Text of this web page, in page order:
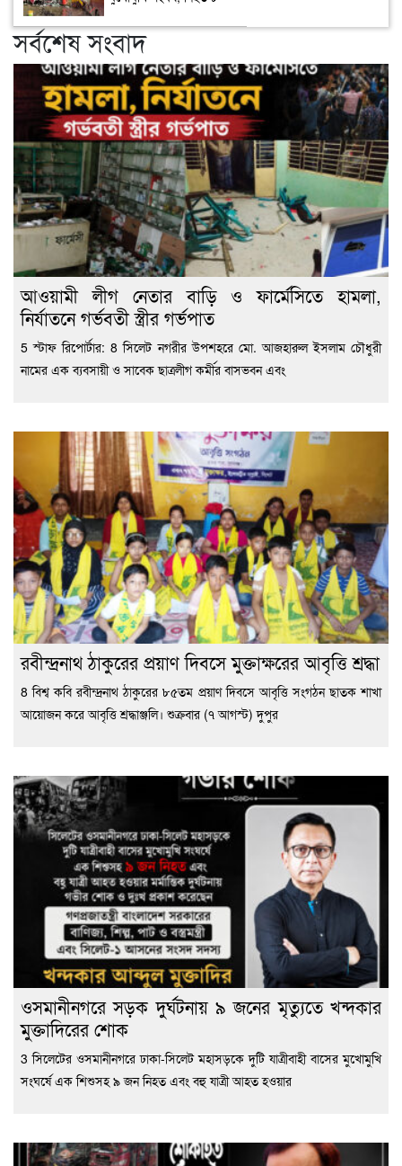
সর্বশেষ সংবাদ
আওয়ামী লীগ নেতার বাড়ি ও ফার্মেসিতে হামলা,
নির্যাতনে গর্ভবতী স্ত্রীর গর্ভপাত
5 স্টাফ রিপোর্টার: 8 সিলেট নগরীর উপশহরে মো. আজহারুল ইসলাম চৌধুরী
নামের এক ব্যবসায়ী ও সাবেক ছাত্রলীগ কর্মীর বাসভবন এবং
রবীন্দ্রনাথ ঠাকুরের প্রয়াণ দিবসে মুক্তাক্ষরের আবৃত্তি শ্রদ্ধা
8 বিশ্ব কবি রবীন্দ্রনাথ ঠাকুরের ৮৫তম প্রয়াণ দিবসে আবৃত্তি সংগঠন ছাতক শাখা
আয়োজন করে আবৃত্তি শ্রদ্ধাঞ্জলি। শুক্রবার (৭ আগস্ট) দুপুর
ওসমানীনগরে সড়ক দুর্ঘটনায় ৯ জনের মৃত্যুতে খন্দকার
মুক্তাদিরের শোক
3 সিলেটের ওসমানীনগরে ঢাকা-সিলেট মহাসড়কে দুটি যাত্রীবাহী বাসের মুখোমুখি
সংঘর্ষে এক শিশুসহ ৯ জন নিহত এবং বহু যাত্রী আহত হওয়ার